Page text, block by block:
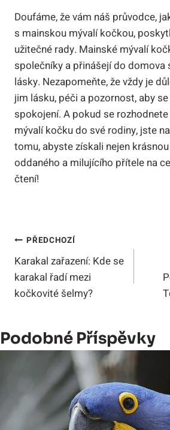
Doufáme, že vám náš průvodce,
s mainskou mývalí kočkou,
užitečné rady. Mainské mývalí
společníky a přinášejí do
lásky. Nezapomeňte, že vždy je
jim lásku, péči a pozornost, aby
spokojení. A pokud se
mývalí kočku do své rodiny, jste
tomu, abyste získali nejen
oddaného a milujícího přítele na
čtení!
Navigace
Pro
Příspěvek
PŘEDCHOZÍ
Karakal zařazení: Kde se
karakal řadí mezi
kočkovité šelmy?
Podobné Příspěvky